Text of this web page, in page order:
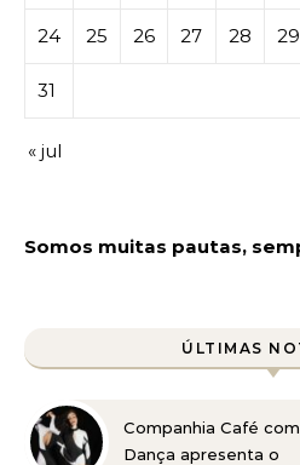
24 25 26 27 28 29
31
« jul
Somos muitas pautas,
ÚLTIMAS
Companhia Café com
Dança apresenta o